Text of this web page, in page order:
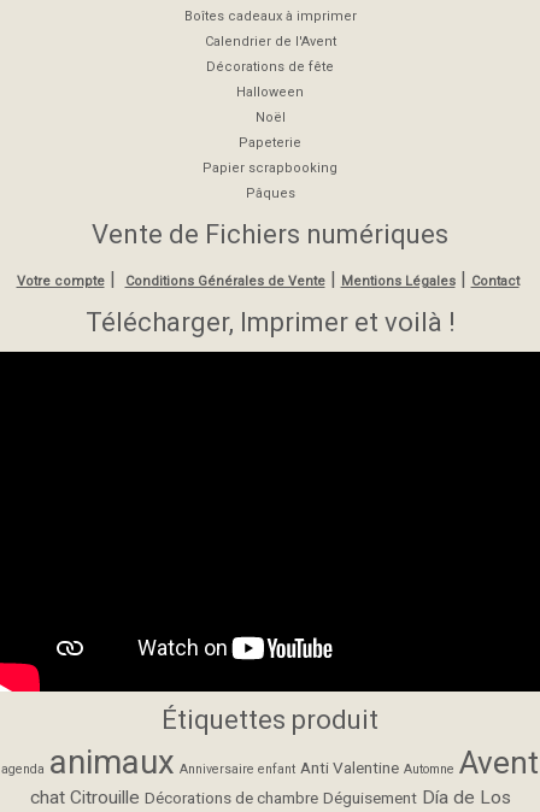
Boîtes cadeaux à imprimer
Calendrier de l'Avent
Décorations de fête
Halloween
Noël
Papeterie
Papier scrapbooking
Pâques
Vente de Fichiers numériques
Votre compte| Conditions Générales de Vente| Mentions Légales | Contact
Télécharger, Imprimer et voilà !
Étiquettes produit
agenda animaux Anniversaire enfant Anti Valentine Automne Avent
chat Citrouille Décorations de chambre Déguisement Día de Los